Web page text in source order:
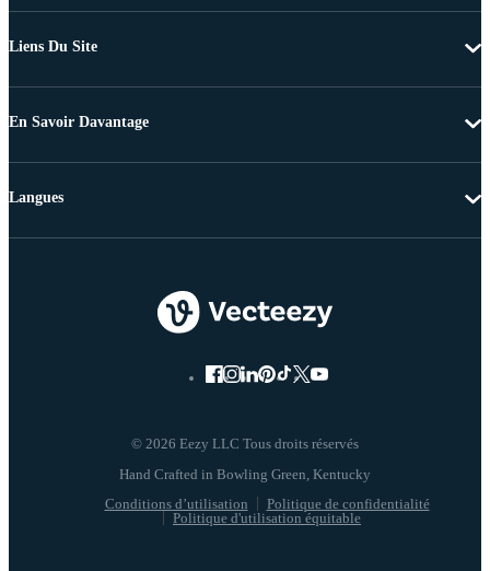
Liens Du Site
En Savoir Davantage
© 2026 Eezy LLC Tous droits réservés
Conditions d’utilisation
Politique de confidentialité
Politique d'utilisation équitable
Langues